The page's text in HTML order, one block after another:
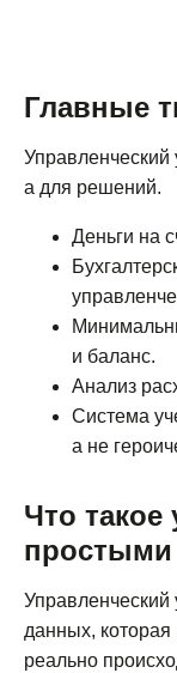
Главные
Управленческий
а для решений.
Деньги на
и баланс.
Анализ
Система
а не
Что такое
простыми
Управленческий
данных, которая
реально